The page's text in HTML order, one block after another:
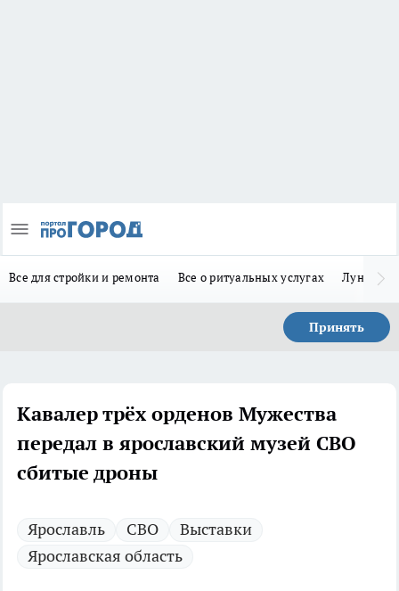
Все для стройки и ремонта Все о ритуальных услугах Лунно-
Принять
Кавалер трёх орденов Мужества
передал в ярославский музей СВО
сбитые дроны
Ярославль СВО
Выставки
Ярославская область